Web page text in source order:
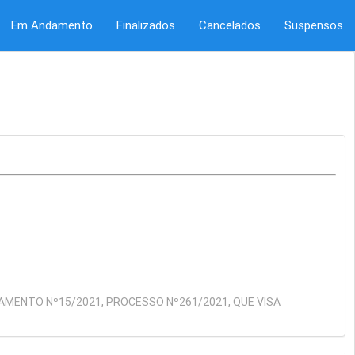
Em Andamento Finalizados Cancelados Suspensos
Nº15/2021, PROCESSO Nº261/2021, QUE VISA